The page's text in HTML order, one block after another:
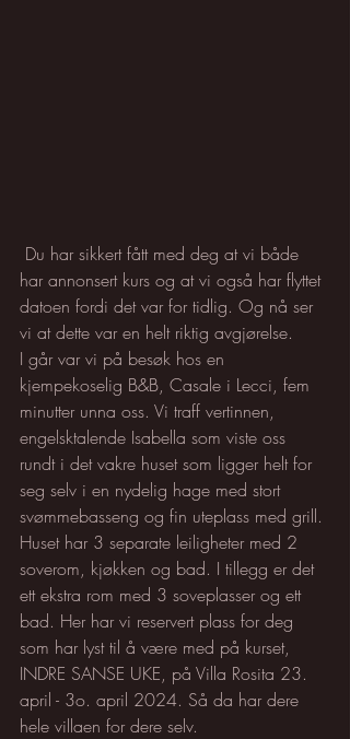
har annonsert kurs og at vi også har flyttet
datoen fordi det var for tidlig. Og nå ser
vi at dette var en helt riktig avgjørelse.
I går var vi på besøk hos en
kjempekoselig B&B, Casale i Lecci, fem
minutter unna oss. Vi traff vertinnen,
engelsktalende Isabella som viste oss
rundt i det vakre huset som ligger helt for
seg selv i en nydelig hage med stort
svømmebasseng og fin uteplass med grill.
Huset har 3 separate leiligheter med 2
soverom, kjøkken og bad. I tillegg er det
ett ekstra rom med 3 soveplasser og ett
bad. Her har vi reservert plass for deg
som har lyst til å være med på kurset,
INDRE SANSE UKE, på Villa Rosita 23.
april - 3o. april 2024. Så da har dere
hele villaen for dere selv.